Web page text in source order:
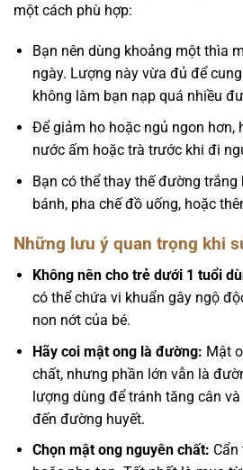
một cách phù hợp:
Bạn nên dùng khoảng một thìa
ngày. Lượng này vừa đủ để
không làm bạn nạp quá nhiều
Để giảm ho hoặc ngủ ngon hơn,
nước ấm hoặc trà trước khi đi
Bạn có thể thay thế đường
bánh, pha chế đồ uống, hoặc
Những lưu ý quan trọng khi
Không nên cho trẻ dưới 1 tuổi
có thể chứa vi khuẩn gây ngộ
non nớt của bé.
Hãy coi mật ong là đường: Mật
chất, nhưng phần lớn vẫn là
lượng dùng để tránh tăng cân
đến đường huyết.
Chọn mật ong nguyên chất: